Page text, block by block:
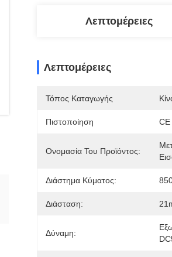
Λεπτομέρειες
Λεπτομέρειες
Τόπος Καταγωγής
Πιστοποίηση
Ονομασία Του Προϊόντος:
Διάστημα Κύματος:
Διάσταση:
Δύναμη: